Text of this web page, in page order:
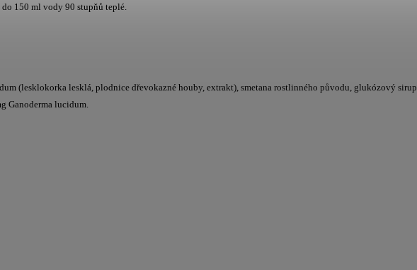
150 ml vody 90 stupňů teplé
(lesklokorka lesklá, plodnice dřevokazné houby, extrakt), smetana rostlinného původu, glukózový sirup.
Ganoderma lucidum.